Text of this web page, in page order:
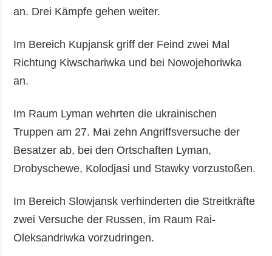
an. Drei Kämpfe gehen weiter.
Im Bereich Kupjansk griff der Feind zwei Mal
Richtung Kiwschariwka und bei Nowojehoriwka
an.
Im Raum Lyman wehrten die ukrainischen
Truppen am 27. Mai zehn Angriffsversuche der
Besatzer ab, bei den Ortschaften Lyman,
Drobyschewe, Kolodjasi und Stawky vorzustoßen.
Im Bereich Slowjansk verhinderten die Streitkräfte
zwei Versuche der Russen, im Raum Rai-
Oleksandriwka vorzudringen.